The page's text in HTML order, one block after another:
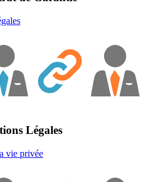
Légales
vie privée